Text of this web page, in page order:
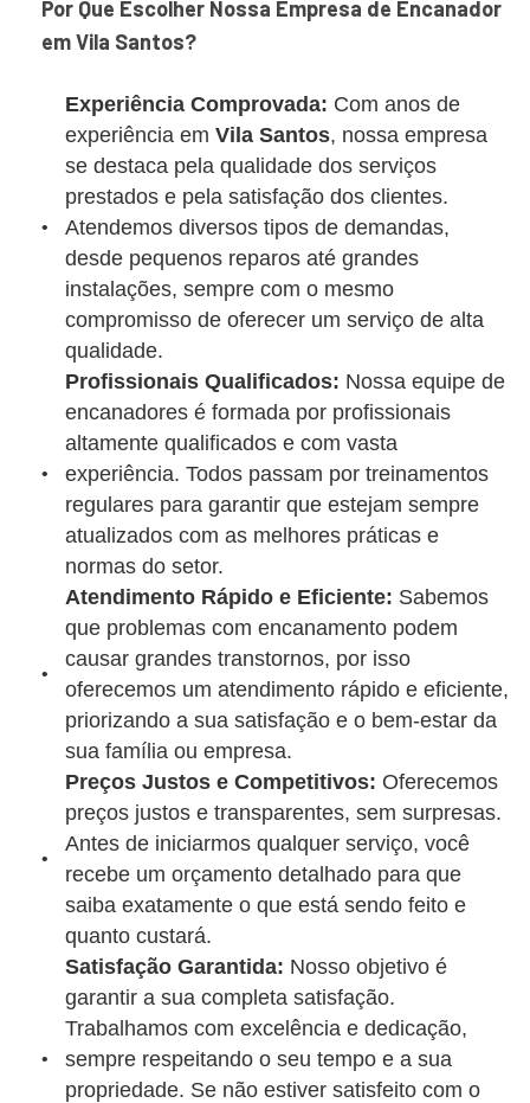
Por Que Escolher Nossa Empresa de Encanador
em Vila Santos?
Experiência Comprovada: Com anos de
experiência em Vila Santos, nossa empresa
se destaca pela qualidade dos serviços
prestados e pela satisfação dos clientes.
Atendemos diversos tipos de demandas,
desde pequenos reparos até grandes
instalações, sempre com o mesmo
compromisso de oferecer um serviço de alta
qualidade.
Profissionais Qualificados: Nossa equipe de
encanadores é formada por profissionais
altamente qualificados e com vasta
experiência. Todos passam por treinamentos
regulares para garantir que estejam sempre
atualizados com as melhores práticas e
normas do setor.
Atendimento Rápido e Eficiente: Sabemos
que problemas com encanamento podem
causar grandes transtornos, por isso
oferecemos um atendimento rápido e eficiente,
priorizando a sua satisfação e o bem-estar da
sua família ou empresa.
Preços Justos e Competitivos: Oferecemos
preços justos e transparentes, sem surpresas.
Antes de iniciarmos qualquer serviço, você
recebe um orçamento detalhado para que
saiba exatamente o que está sendo feito e
quanto custará.
Satisfação Garantida: Nosso objetivo é
garantir a sua completa satisfação.
Trabalhamos com excelência e dedicação,
sempre respeitando o seu tempo e a sua
propriedade. Se não estiver satisfeito com o